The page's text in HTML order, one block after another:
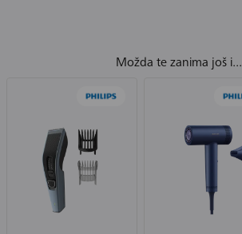
Možda te zanima još i...